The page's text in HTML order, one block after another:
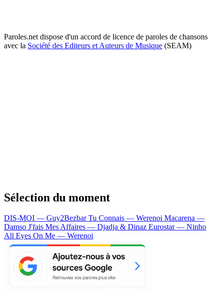
Paroles.net dispose d'un accord de licence de paroles de chansons
avec la Société des Editeurs et Auteurs de Musique (SEAM)
Sélection du moment
DIS-MOI — Guy2BezbarTu Connais — Werenoi Macarena —
Damso J'fais Mes Affaires — Djadja & Dinaz Eurostar — Ninho
All Eyes On Me — Werenoi